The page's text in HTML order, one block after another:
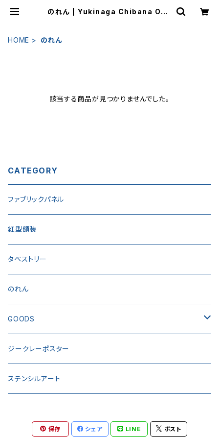
のれん | Yukinaga Chibana Onli
HOME のれん
該当する商品が見つかりませんでした。
CATEGORY
ファブリックパネル
紅型額装
タペストリー
のれん
GOODS
トートバック
ステッカー
ジークレーポスター
ステンシルアート
保存 シェア LINE ポスト